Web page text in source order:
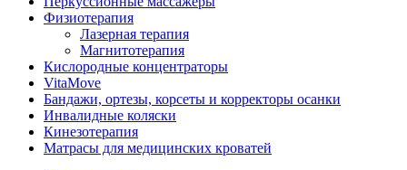
Физиотерапия
Лазерная терапия
Магнитотерапия
Кислородные концентраторы
VitaMove
Бандажи, ортезы, корсеты и корректоры осанки
Инвалидные коляски
Кинезотерапия
Матрасы для медицинских кроватей